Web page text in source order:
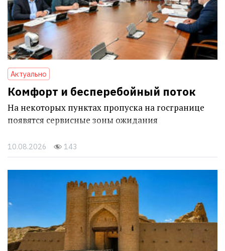
Актуально
Комфорт и бесперебойный поток
На некоторых пунктах пропуска на госгранице
появятся сервисные зоны ожидания
10.08.2026 143